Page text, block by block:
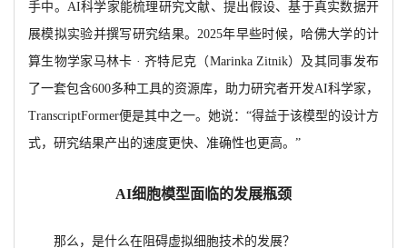
手中。AI科学家能梳理研究文献、提出假设、基于真实数据开
展模拟实验并撰写研究结果。2025年早些时候，哈佛大学的计
算生物学家马林卡 · 齐特尼克（Marinka Zitnik）及其同事发布
了一套包含600多种工具的资源库，助力研究者开发AI科学家，
TranscriptFormer便是其中之一。她说：“得益于该模型的设计方
式，研究结果产出的速度更快、准确性也更高。”
AI细胞模型面临的发展瓶颈
那么，是什么在阻碍虚拟细胞技术的发展？